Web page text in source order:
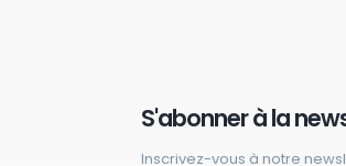
S'abonner à la
Inscrivez-vous à notre